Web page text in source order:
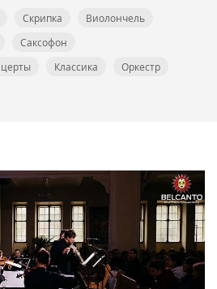
Скрипка
Виолончель
Саксофон
Классика Оркестр